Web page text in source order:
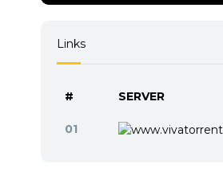
Links
# SERVER
01